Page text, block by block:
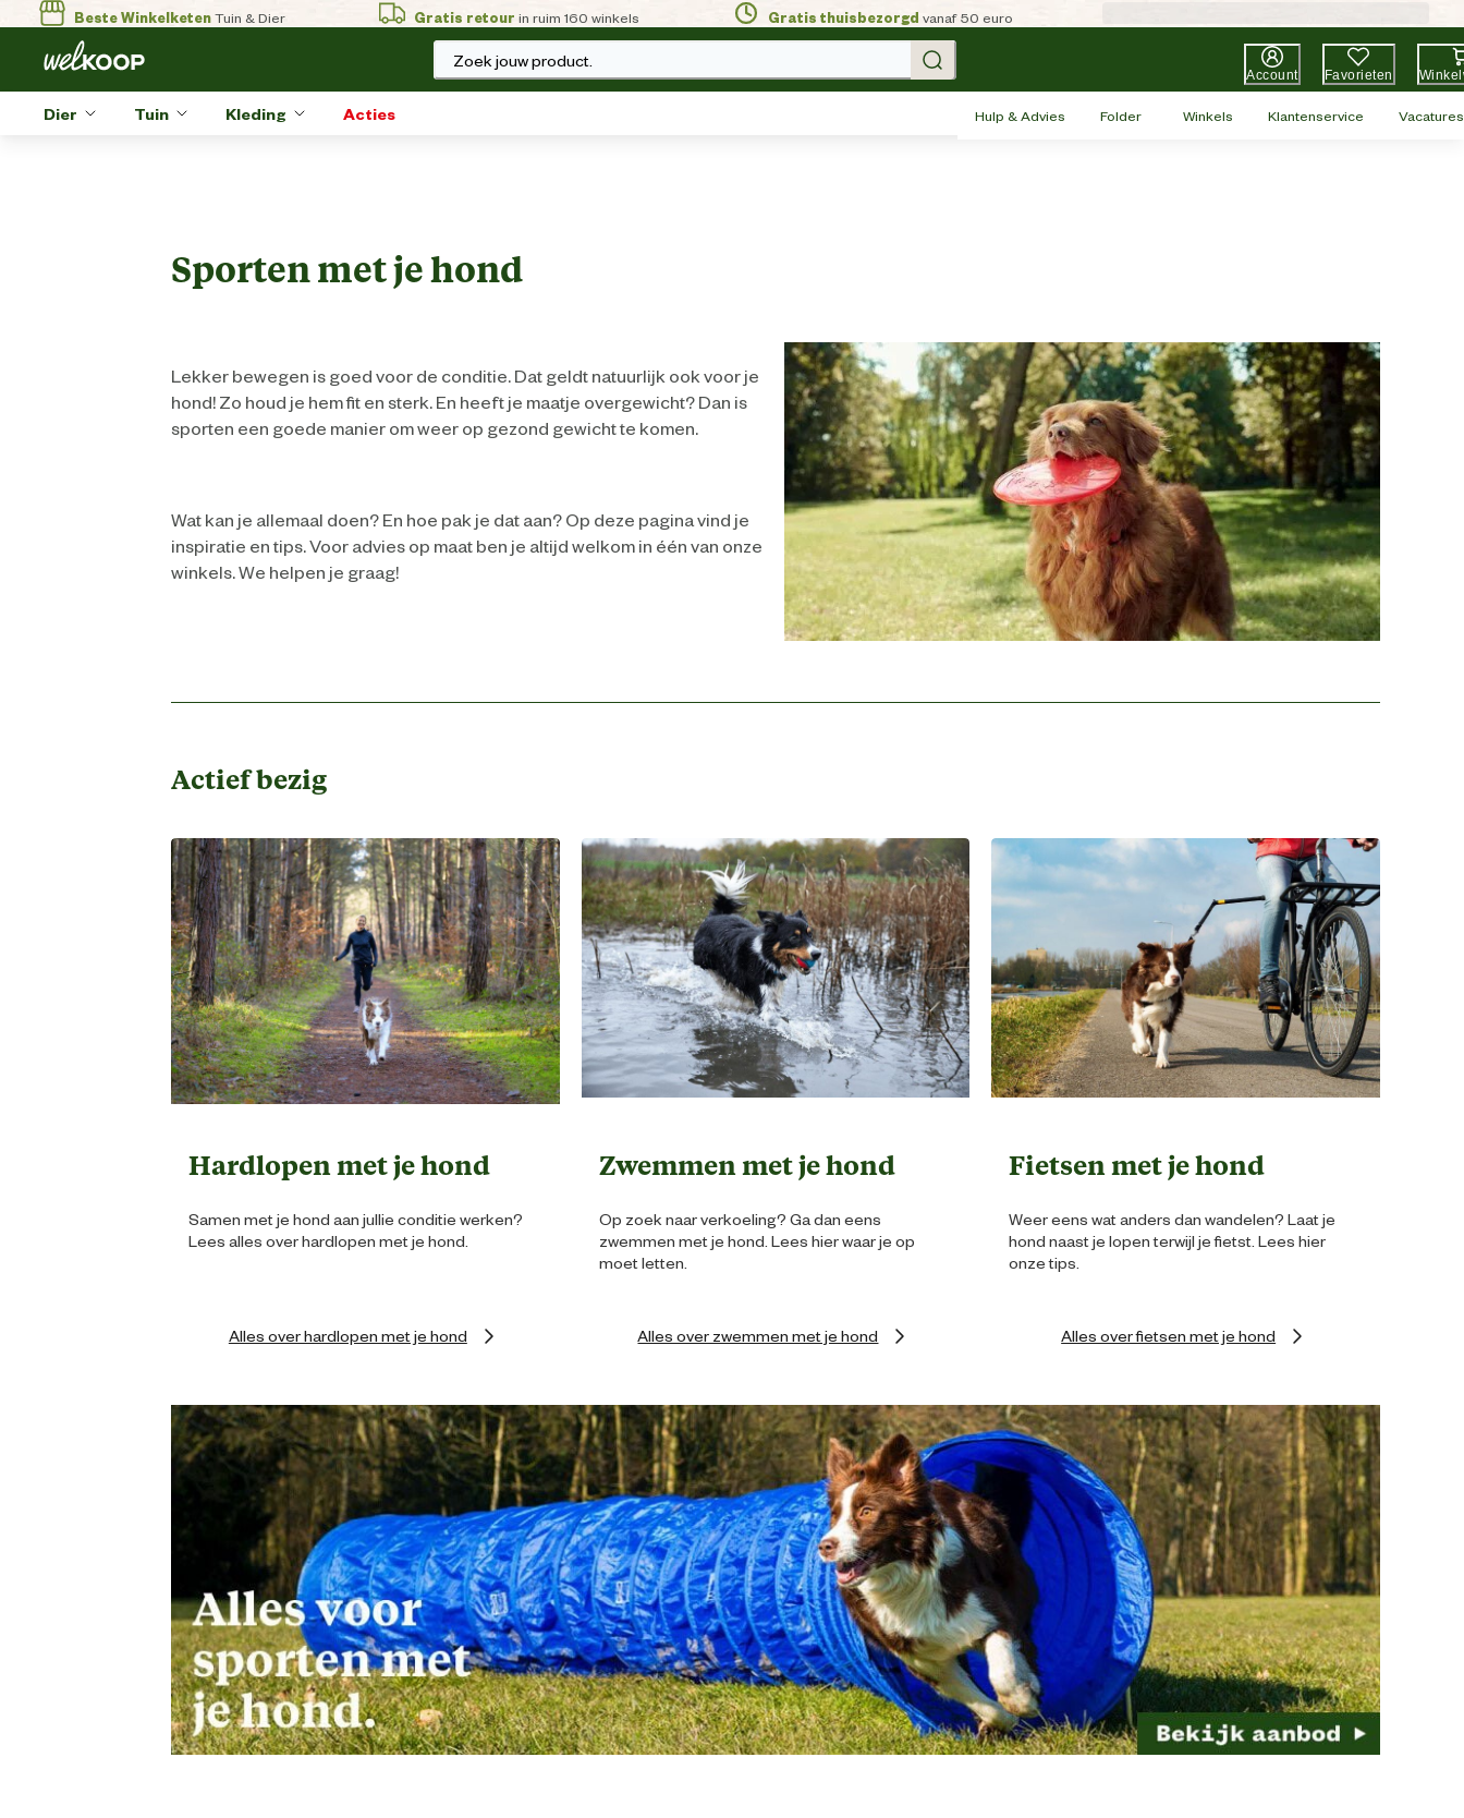
Beste WinkelketenTuin & Dier Gratis retour in ruim 160 winkels Gratis thuisbezorgd vanaf 50 euro
Zoek jouw product.
Account Favorieten
Dier Tuin Kleding Acties Hulp & Advies Folder Winkels Klantenservice Vacatures
Sporten met je hond
Lekker bewegen is goed voor de conditie. Dat geldt natuurlijk ook voor je
hond! Zo houd je hem fit en sterk. En heeft je maatje overgewicht? Dan is
sporten een goede manier om weer op gezond gewicht te komen.
Wat kan je allemaal doen? En hoe pak je dat aan? Op deze pagina vind je
inspiratie en tips. Voor advies op maat ben je altijd welkom in één van onze
winkels. We helpen je graag!
Actief bezig
Hardlopen met je hond
Samen met je hond aan jullie conditie werken?
Lees alles over hardlopen met je hond.
Alles over hardlopen met je hond
Zwemmen met je hond
Op zoek naar verkoeling? Ga dan eens
zwemmen met je hond. Lees hier waar je op
moet letten.
Alles over zwemmen met je hond
Fietsen met je hond
Weer eens wat anders dan wandelen? Laat je
hond naast je lopen terwijl je fietst. Lees hier
onze tips.
Alles over fietsen met je hond